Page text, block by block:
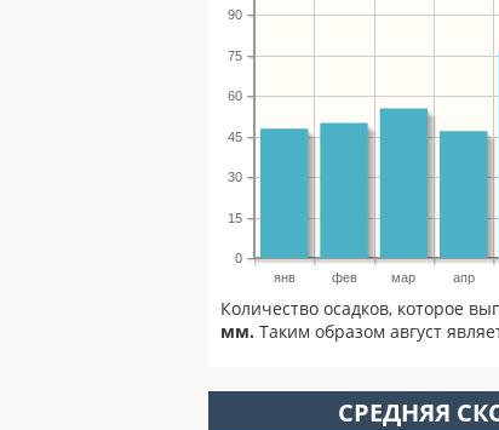
янв фев мар апр
0
15
30
45
60
75
90
Количество осадков, которое
мм. Таким образом август
СРЕДНЯЯ